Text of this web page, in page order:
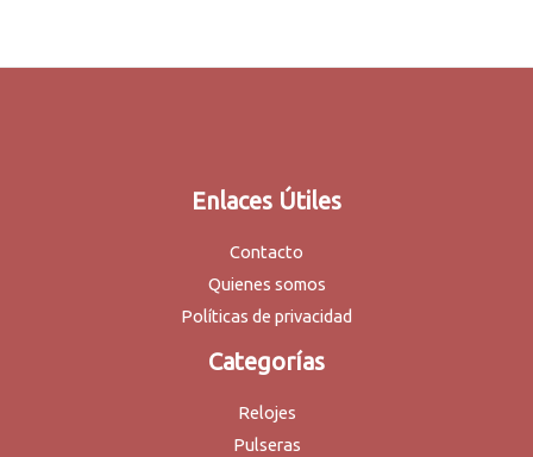
Enlaces Útiles
Contacto
Quienes somos
Políticas de privacidad
Categorías
Relojes
Pulseras